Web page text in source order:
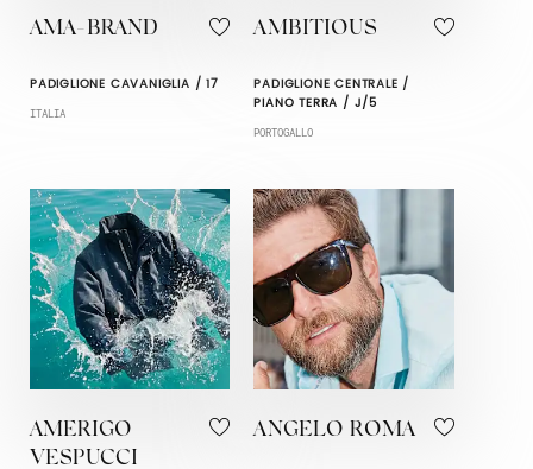
AMA-BRAND
PADIGLIONE CAVANIGLIA / 17
ITALIA
AMBITIOUS
PADIGLIONE CENTRALE /
PIANO TERRA / J/5
PORTOGALLO
AMERIGO
VESPUCCI
ANGELO ROMA